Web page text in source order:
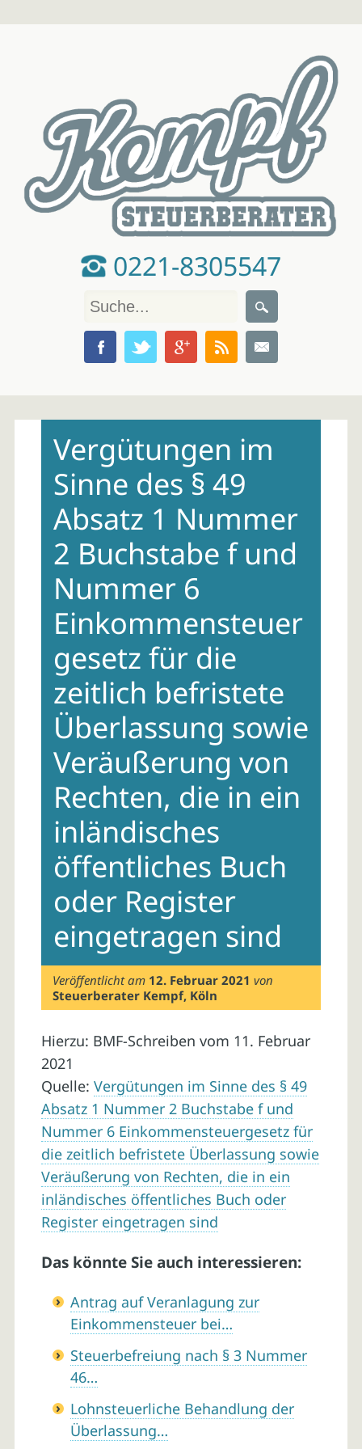
0221-8305547
contentVergütungen im
Sinne des § 49
Absatz 1 Nummer
2 Buchstabe f und
Nummer 6
Einkommensteuer
gesetz für die
zeitlich befristete
Überlassung sowie
Veräußerung von
Rechten, die in ein
inländisches
öffentliches Buch
oder Register
eingetragen sind
Veröffentlicht am 12. Februar 2021 von
Steuerberater Kempf, Köln
Hierzu: BMF-Schreiben vom 11. Februar
2021
Quelle: Vergütungen im Sinne des § 49
Absatz 1 Nummer 2 Buchstabe f und
Nummer 6 Einkommensteuergesetz für
die zeitlich befristete Überlassung sowie
Veräußerung von Rechten, die in ein
inländisches öffentliches Buch oder
Register eingetragen sind
Das könnte Sie auch interessieren:
Antrag auf Veranlagung zur
Einkommensteuer bei…
Steuerbefreiung nach § 3 Nummer
46…
Lohnsteuerliche Behandlung der
Überlassung…